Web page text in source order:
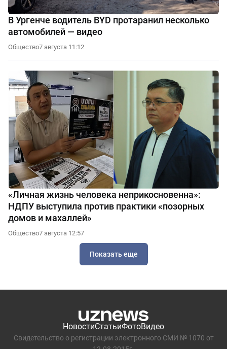
В Ургенче водитель BYD протаранил несколько
автомобилей — видео
Общество7 августа 11:12
«Личная жизнь человека неприкосновенна»:
НДПУ выступила против практики «позорных
домов и махаллей»
Общество7 августа 12:57
Показать еще
НовостиСтатьиФотоВидео
Свидетельство о регистрации электронного СМИ № 1070 от